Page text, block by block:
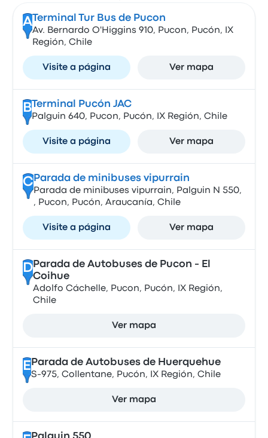
A Terminal Tur Bus de Pucon
Av. Bernardo O'Higgins 910, Pucon, Pucón, IX
Región, Chile
Visite a página Ver mapa
B Terminal Pucón JAC
Palguin 640, Pucon, Pucón, IX Región, Chile
Visite a página Ver mapa
CParada de minibuses vipurrain
Parada de minibuses vipurrain, Palguin N 550,
, Pucon, Pucón, Araucanía, Chile
Visite a página Ver mapa
DParada de Autobuses de Pucon - El
Coihue
Adolfo Cáchelle, Pucon, Pucón, IX Región,
Chile
Ver mapa
E Parada de Autobuses de Huerquehue
S-975, Collentane, Pucón, IX Región, Chile
Ver mapa